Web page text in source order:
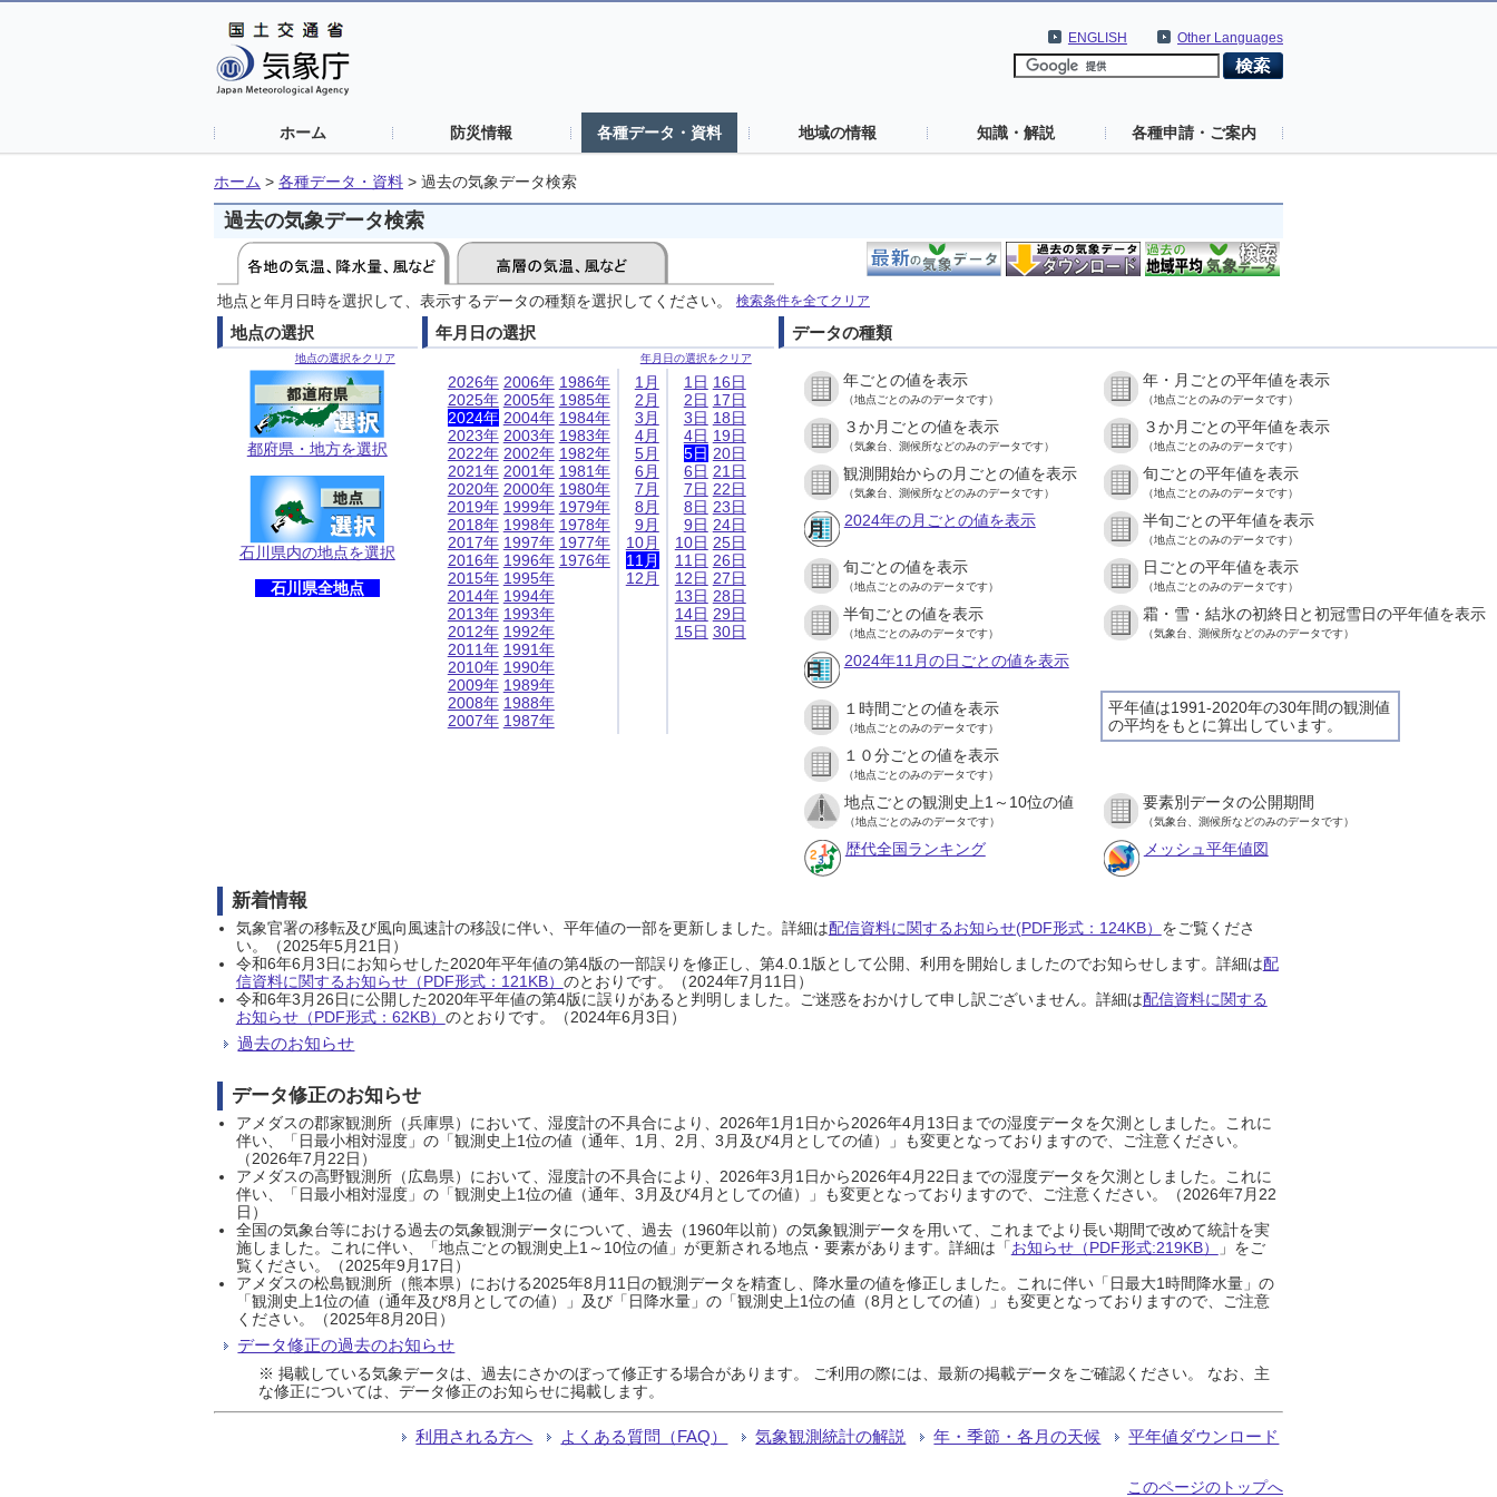
Other Languages
ENGLISH
ホーム 防災情報 各種データ・資料 地域の情報 知識・解説 各種申請・ご案内
ホーム > 各種データ・資料 > 過去の気象データ検索
過去の気象データ検索
地点と年月日時を選択して、表示するデータの種類を選択してください。 検索条件を全てクリア
地点の選択
地点の選択をクリア
都府県・地方を選択
石川県内の地点を選択
石川県全地点
年月日の選択
年月日の選択をクリア
2026年
2025年
2024年
2023年
2022年
2021年
2020年
2019年
2018年
2017年
2016年
2015年
2014年
2013年
2012年
2011年
2010年
2009年
2008年
2007年
2006年
2005年
2004年
2003年
2002年
2001年
2000年
1999年
1998年
1997年
1996年
1995年
1994年
1993年
1992年
1991年
1990年
1989年
1988年
1987年
1986年
1985年
1984年
1983年
1982年
1981年
1980年
1979年
1978年
1977年
1976年
1月
2月
3月
4月
5月
6月
7月
8月
9月
10月
11月
12月
1日
2日
3日
4日
5日
6日
7日
8日
9日
10日
11日
12日
13日
14日
15日
16日
17日
18日
19日
20日
21日
22日
23日
24日
25日
26日
27日
28日
29日
30日
データの種類
年ごとの値を表示
（地点ごとのみのデータです）
年・月ごとの平年値を表示
（地点ごとのみのデータです）
３か月ごとの値を表示
（気象台、測候所などのみのデータです）
３か月ごとの平年値を表示
（地点ごとのみのデータです）
観測開始からの月ごとの値を表示
（気象台、測候所などのみのデータです）
旬ごとの平年値を表示
（地点ごとのみのデータです）
2024年の月ごとの値を表示 半旬ごとの平年値を表示
（地点ごとのみのデータです）
旬ごとの値を表示
（地点ごとのみのデータです）
日ごとの平年値を表示
（地点ごとのみのデータです）
半旬ごとの値を表示
（地点ごとのみのデータです）
霜・雪・結氷の初終日と初冠雪日の平年値を表示
（気象台、測候所などのみのデータです）
2024年11月の日ごとの値を表示
平年値は1991-2020年の30年間の観測値
の平均をもとに算出しています。
１時間ごとの値を表示
（地点ごとのみのデータです）
１０分ごとの値を表示
（地点ごとのみのデータです）
地点ごとの観測史上1～10位の値
（地点ごとのみのデータです）
要素別データの公開期間
（気象台、測候所などのみのデータです）
歴代全国ランキング メッシュ平年値図
新着情報
気象官署の移転及び風向風速計の移設に伴い、平年値の一部を更新しました。詳細は配信資料に関するお知らせ(PDF形式：124KB） をご覧くださ
い。（2025年5月21日）
令和6年6月3日にお知らせした2020年平年値の第4版の一部誤りを修正し、第4.0.1版として公開、利用を開始しましたのでお知らせします。詳細は配
信資料に関するお知らせ（PDF形式：121KB） のとおりです。（2024年7月11日）
令和6年3月26日に公開した2020年平年値の第4版に誤りがあると判明しました。ご迷惑をおかけして申し訳ございません。詳細は配信資料に関する
お知らせ（PDF形式：62KB） のとおりです。（2024年6月3日）
過去のお知らせ
データ修正のお知らせ
アメダスの郡家観測所（兵庫県）において、湿度計の不具合により、2026年1月1日から2026年4月13日までの湿度データを欠測としました。これに
伴い、「日最小相対湿度」の「観測史上1位の値（通年、1月、2月、3月及び4月としての値）」も変更となっておりますので、ご注意ください。
（2026年7月22日）
アメダスの高野観測所（広島県）において、湿度計の不具合により、2026年3月1日から2026年4月22日までの湿度データを欠測としました。これに
伴い、「日最小相対湿度」の「観測史上1位の値（通年、3月及び4月としての値）」も変更となっておりますので、ご注意ください。（2026年7月22
日）
全国の気象台等における過去の気象観測データについて、過去（1960年以前）の気象観測データを用いて、これまでより長い期間で改めて統計を実
施しました。これに伴い、「地点ごとの観測史上1～10位の値」が更新される地点・要素があります。詳細は「お知らせ（PDF形式:219KB）
」をご
覧ください。（2025年9月17日）
アメダスの松島観測所（熊本県）における2025年8月11日の観測データを精査し、降水量の値を修正しました。これに伴い「日最大1時間降水量」の
「観測史上1位の値（通年及び8月としての値）」及び「日降水量」の「観測史上1位の値（8月としての値）」も変更となっておりますので、ご注意
ください。（2025年8月20日）
データ修正の過去のお知らせ
※ 掲載している気象データは、過去にさかのぼって修正する場合があります。 ご利用の際には、最新の掲載データをご確認ください。 なお、主
な修正については、データ修正のお知らせに掲載します。
利用される方へ よくある質問（FAQ） 気象観測統計の解説 年・季節・各月の天候 平年値ダウンロード
このページのトップへ